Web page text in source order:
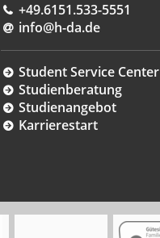
+49.6151.533-5551
info@h-da.de
Student Service Center
Studienberatung
Studienangebot
Karrierestart